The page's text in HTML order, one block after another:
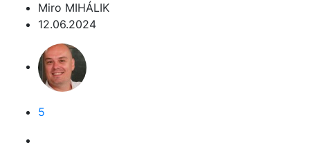
Miro MIHÁLIK
12.06.2024
5